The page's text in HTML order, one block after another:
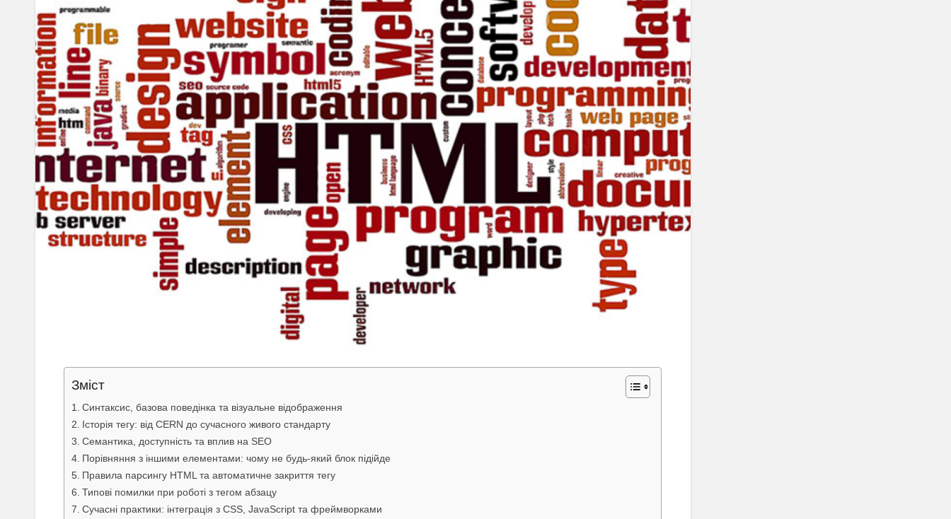
Зміст
Синтаксис, базова поведінка та візуальне відображення
Історія тегу: від CERN до сучасного живого стандарту
Семантика, доступність та вплив на SEO
Порівняння з іншими елементами: чому не будь-який блок підійде
Правила парсингу HTML та автоматичне закриття тегу
Типові помилки при роботі з тегом абзацу
Сучасні практики: інтеграція з CSS, JavaScript та фреймворками